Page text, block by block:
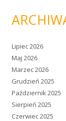
Lipiec 2026
Maj 2026
Marzec 2026
Grudzień 2025
Październik 2025
Sierpień 2025
Czerwiec 2025